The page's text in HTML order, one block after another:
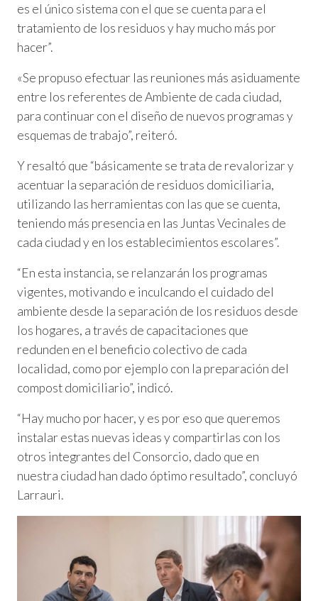
es el único sistema con el que se cuenta para el
tratamiento de los residuos y hay mucho más por
hacer”.
«Se propuso efectuar las reuniones más asiduamente
entre los referentes de Ambiente de cada ciudad,
para continuar con el diseño de nuevos programas y
esquemas de trabajo”, reiteró.
Y resaltó que “básicamente se trata de revalorizar y
acentuar la separación de residuos domiciliaria,
utilizando las herramientas con las que se cuenta,
teniendo más presencia en las Juntas Vecinales de
cada ciudad y en los establecimientos escolares”.
“En esta instancia, se relanzarán los programas
vigentes, motivando e inculcando el cuidado del
ambiente desde la separación de los residuos desde
los hogares, a través de capacitaciones que
redunden en el beneficio colectivo de cada
localidad, como por ejemplo con la preparación del
compost domiciliario”, indicó.
“Hay mucho por hacer, y es por eso que queremos
instalar estas nuevas ideas y compartirlas con los
otros integrantes del Consorcio, dado que en
nuestra ciudad han dado óptimo resultado”, concluyó
Larrauri.